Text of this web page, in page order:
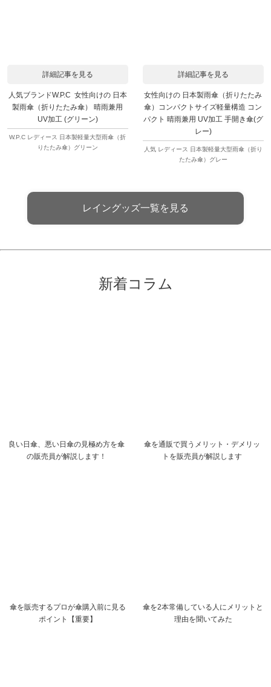
詳細記事を見る
人気ブランドW.P.C 女性向けの 日本
製雨傘（折りたたみ傘） 晴雨兼用
UV加工 (グリーン)
W.P.C レディース 日本製軽量大型雨傘（折
りたたみ傘）グリーン
詳細記事を見る
女性向けの 日本製雨傘（折りたたみ
傘）コンパクトサイズ軽量構造 コン
パクト 晴雨兼用 UV加工 手開き傘(グ
レー)
人気 レディース 日本製軽量大型雨傘（折り
たたみ傘）グレー
レイングッズ一覧を見る
新着コラム
良い日傘、悪い日傘の見極め方を傘
の販売員が解説します！
傘を通販で買うメリット・デメリッ
トを販売員が解説します
傘を販売するプロが傘購入前に見る
ポイント【重要】
傘を2本常備している人にメリットと
理由を聞いてみた